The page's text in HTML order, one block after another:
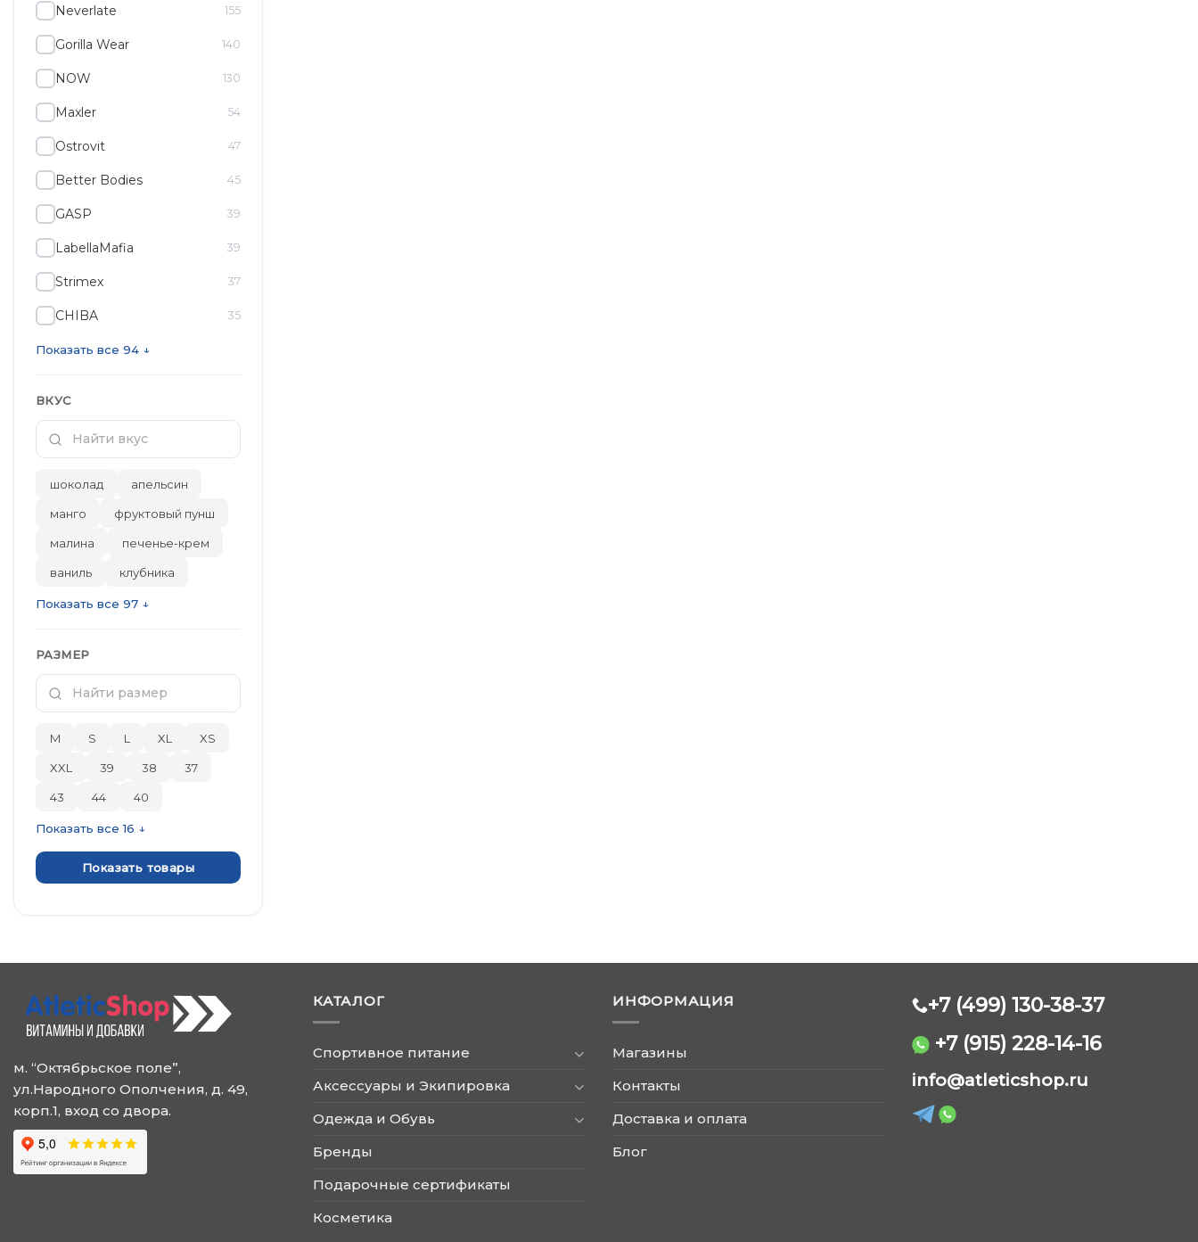
Neverlate 155
Gorilla Wear 140
NOW 130
Maxler 54
Ostrovit 47
Better Bodies 45
GASP 39
LabellaMafia 39
Strimex 37
CHIBA 35
Показать все 94 ↓
ВКУС
шоколад апельсин
манго фруктовый пунш
малина печенье-крем
ваниль клубника
Показать все 97 ↓
РАЗМЕР
M S L XL XS
XXL 39 38 37
43 44 40
Показать все 16 ↓
Показать товары
м. “Октябрьское поле”,
ул.Народного Ополчения, д. 49,
корп.1, вход со двора.
КАТАЛОГ
Спортивное питание
Аксессуары и Экипировка
Одежда и Обувь
Бренды
Подарочные сертификаты
Косметика
ИНФОРМАЦИЯ
Магазины
Контакты
Доставка и оплата
Блог
+7 (499) 130-38-37
+7 (915) 228-14-16
info@atleticshop.ru
Обычно отвечаем быстро